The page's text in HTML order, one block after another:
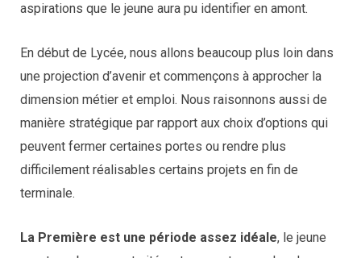
aspirations que le jeune aura pu identifier en amont.
En début de Lycée, nous allons beaucoup plus loin dans
une projection d’avenir et commençons à approcher la
dimension métier et emploi. Nous raisonnons aussi de
manière stratégique par rapport aux choix d’options qui
peuvent fermer certaines portes ou rendre plus
difficilement réalisables certains projets en fin de
terminale.
La Première est une période assez idéale, le jeune